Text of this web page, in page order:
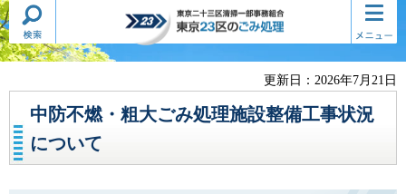
東京二十三区清掃一部事務組合
東京23区のごみ処理
検索・
共通メ
ニュー
コンテ
ンツメ
ニュー
更新日：2026年7月21日
中防不燃・粗大ごみ処理施設整備工事状況
について